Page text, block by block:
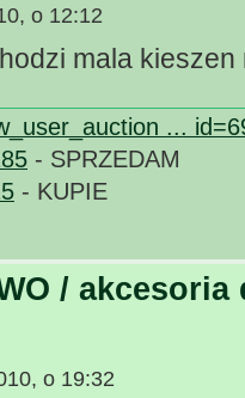
o 12:12
mala kieszen
...
- SPRZEDAM
- KUPIE
/ akcesoria
o 19:32